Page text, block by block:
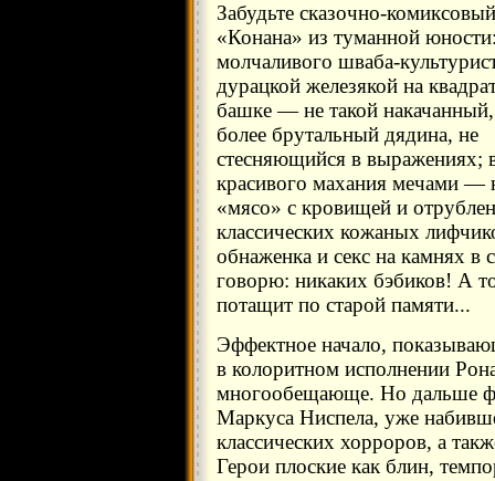
Забудьте сказочно-
«Конана» из туманной
молчаливого шваба-
дурацкой железякой на
башке — не такой
более брутальный дядина, не
стесняющийся в выражениях;
красивого махания мечами —
«мясо» с кровищей и
классических кожаных
обнаженка и секс на камнях в
говорю: никаких бэбиков! А
потащит по старой памяти...
Эффектное начало,
в колоритном исполнении
многообещающе. Но дальше
Маркуса Ниспела, уже
классических хорроров, а
Герои плоские как блин,